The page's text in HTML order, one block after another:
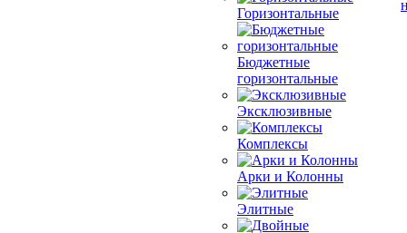
Горизонтальные
Бюджетные
горизонтальные
Эксклюзивные
Комплексы
Арки и Колонны
Элитные